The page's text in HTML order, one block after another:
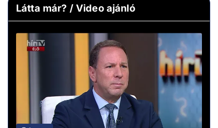
Látta már? / Video ajánló